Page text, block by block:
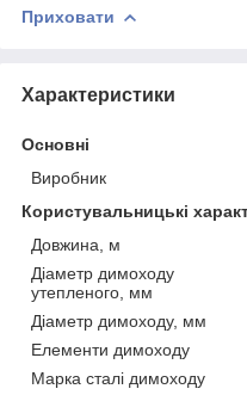
Приховати
Характеристики
Основні
Виробник
Користувальницькі
Довжина, м
Діаметр димоходу
утепленого, мм
Діаметр димоходу, мм
Елементи димоходу
Марка сталі димоходу